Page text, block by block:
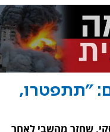
"תתפטרו,
שחזר מהשבי לאחר